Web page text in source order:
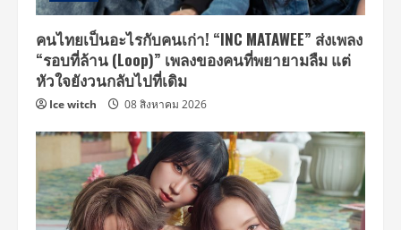
คนไทยเป็นอะไรกับคนเก่า! “INC MATAWEE” ส่งเพลง
“รอบที่ล้าน (Loop)” เพลงของคนที่พยายามลืม แต่
หัวใจยังวนกลับไปที่เดิม
Ice witch 08 สิงหาคม 2026